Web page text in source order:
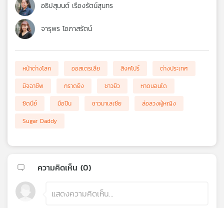
อธิปสุมนต์ เรืองรัตน์สุนทร
จารุพร โอภาสรัตน์
หน้าต่างโลก ออสเตรเลีย สิงคโปร์
ต่างประเทศ
มิจฉาชีพ
กราดยิง ชาวยิว
หาดบอนได
ซิดนีย์
มือปืน ชาวมาเลเซีย
ล่อลวงผู้หญิง
Sugar Daddy
ความคิดเห็น (0)